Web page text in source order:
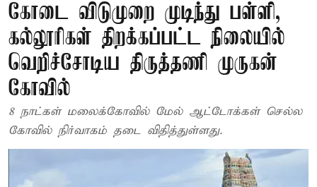
கோடை விடுமுறை முடிந்து பள்ளி,
கல்லூரிகள் திறக்கப்பட்ட நிலையில்
வெறிச்சோடிய திருத்தணி முருகன்
கோவில்
8 நாட்கள் மலைக்கோவில் மேல் ஆட்டோக்கள் செல்ல
கோவில் நிர்வாகம் தடை விதித்துள்ளது.